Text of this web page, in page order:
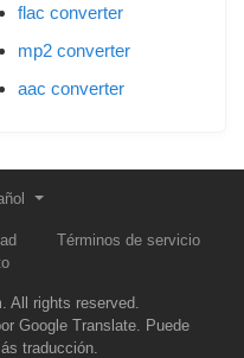
flac converter
mp2 converter
aac converter
Términos de servicio
All rights reserved.
Google Translate. Puede
traducción.